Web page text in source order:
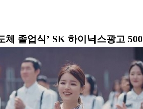
체 졸업식’ SK 하이닉스광고 500